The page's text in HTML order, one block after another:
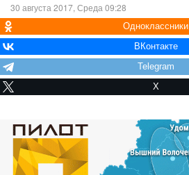
30 августа 2017, Среда 09:28
Одноклассники
ВКонтакте
Telegram
X